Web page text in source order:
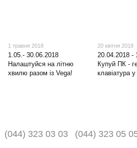
1 травня 2018
1.05.- 30.06.2018
Налаштуйся на літню
хвилю разом із Vega!
20 квітня 2018
20.04.2018 -
Купуй ПК -
клавіатура
(044) 323 03 03 (044) 323 05